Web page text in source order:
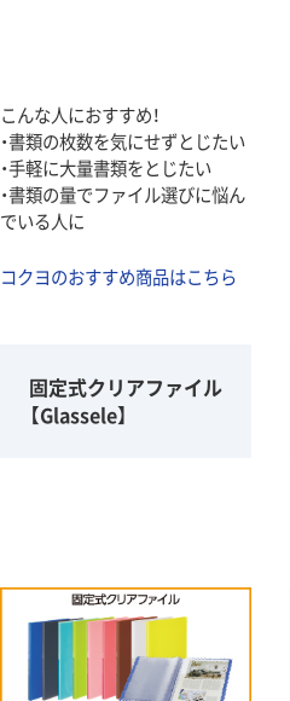
こんな人におすすめ！
・書類の枚数を気にせずとじたい
・手軽に大量書類をとじたい
・書類の量でファイル選びに悩ん
でいる人に
コクヨのおすすめ商品はこちら
固定式クリアファイル
【Glassele】